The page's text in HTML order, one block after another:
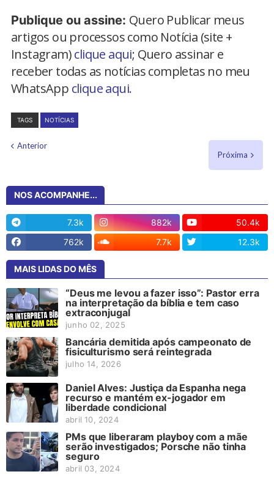
Publique ou assine: Quero Publicar meus
artigos ou processos como Notícia (site +
Instagram)clique aqui; Quero assinar e
receber todas as notícias completas no meu
WhatsApp clique aqui.
TAGS NOTÍCIAS
Anterior
Próxima
NOS ACOMPANHE...
7.3k 882k
50.4k
762k
7.7k 12.3k
MAIS LIDAS DO MÊS
“Deus me levou a fazer isso”: Pastor erra
na interpretação da bíblia e tem caso
extraconjugal
junho 02, 2025
Bancária demitida após campeonato de
fisiculturismo será reintegrada
julho 14, 2026
Daniel Alves: Justiça da Espanha nega
recurso e mantém ex-jogador em
liberdade condicional
abril 10, 2024
PMs que liberaram playboy com a mãe
serão investigados; Porsche não tinha
seguro
abril 03, 2024